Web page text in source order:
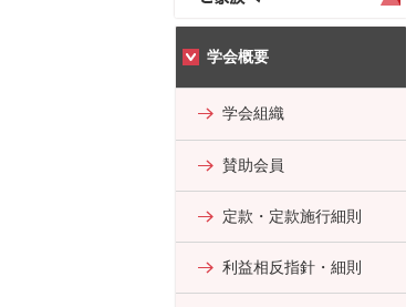
学会概要
学会組織
賛助会員
定款・定款施行細則
利益相反指針・細則